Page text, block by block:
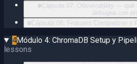
○Cápsula 07: Observability — qué
debugea con
○Cápsula 08: Features Comparison y
4Módulo 4: ChromaDB Setup y
lessons